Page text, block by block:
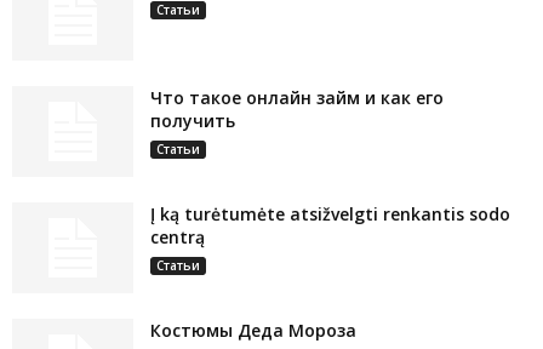
Статьи
Что такое онлайн займ и как его
получить
Статьи
Į ką turėtumėte atsižvelgti renkantis sodo
centrą
Статьи
Костюмы Деда Мороза